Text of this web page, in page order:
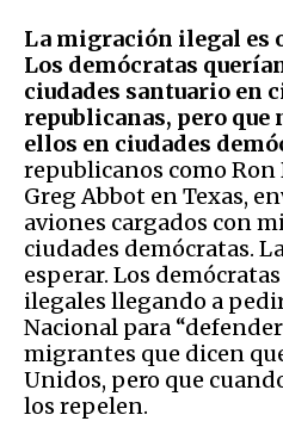
La migración ilegal es
Los demócratas
ciudades santuario en
republicanas, pero que
ellos en ciudades
republicanos como
Greg Abbot en Texas,
aviones cargados con
ciudades demócratas.
esperar. Los
ilegales llegando a
Nacional para
migrantes que dicen
Unidos, pero que
los repelen.